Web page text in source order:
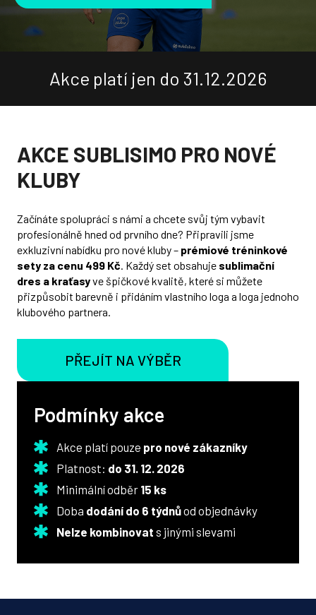
Přihlášení
Akce platí jen do 31.12.2026
AKCE SUBLISIMO PRO NOVÉ
KLUBY
Začínáte spolupráci s námi a chcete svůj tým vybavit
profesionálně hned od prvního dne? Připravili jsme
exkluzivní nabídku pro nové kluby – prémiové tréninkové
sety za cenu 499 Kč. Každý set obsahuje sublimační
dres a kraťasyve špičkové kvalitě, které si můžete
přizpůsobit barevně i přidáním vlastního loga a loga jednoho
klubového partnera.
PŘEJÍT NA VÝBĚR
Podmínky akce
Akce platí pouze pro nové zákazníky
Platnost: do 31. 12. 2026
Minimální odběr 15 ks
Doba dodání do 6 týdnůod objednávky
Nelze kombinovat s jinými slevami